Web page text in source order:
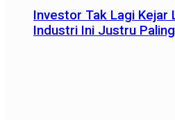
Investor Tak Lagi Kejar
Industri Ini Justru